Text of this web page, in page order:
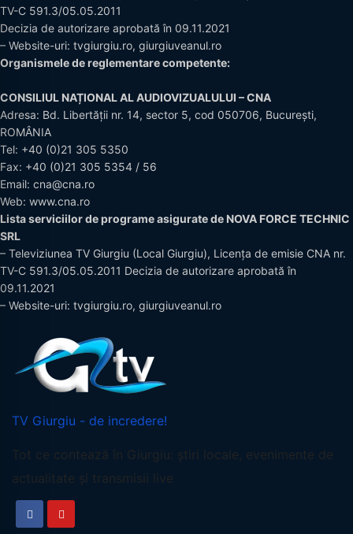
TV-C 591.3/05.05.2011
Decizia de autorizare aprobată în 09.11.2021
– Website-uri: tvgiurgiu.ro, giurgiuveanul.ro
Organismele de reglementare competente:
CONSILIUL NAȚIONAL AL AUDIOVIZUALULUI – CNA
Adresa: Bd. Libertății nr. 14, sector 5, cod 050706, București,
ROMÂNIA
Tel: +40 (0)21 305 5350
Fax: +40 (0)21 305 5354 / 56
Email: cna@cna.ro
Web: www.cna.ro
Lista serviciilor de programe asigurate de NOVA FORCE TECHNIC
SRL
– Televiziunea TV Giurgiu (Local Giurgiu), Licența de emisie CNA nr.
TV-C 591.3/05.05.2011 Decizia de autorizare aprobată în
09.11.2021
– Website-uri: tvgiurgiu.ro, giurgiuveanul.ro
TV Giurgiu - de incredere!
Tot ce contează în Giurgiu: știri locale, evenimente de
actualitate și transmisii live